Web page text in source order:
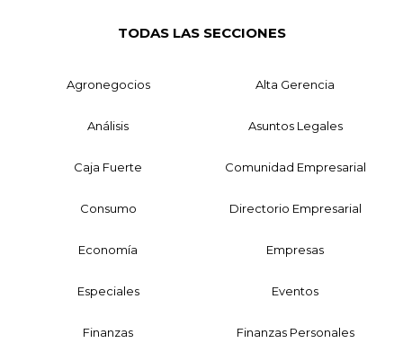
TODAS LAS SECCIONES
Agronegocios Alta Gerencia
Análisis Asuntos Legales
Caja Fuerte Comunidad Empresarial
Consumo Directorio Empresarial
Economía Empresas
Especiales Eventos
Finanzas Finanzas Personales